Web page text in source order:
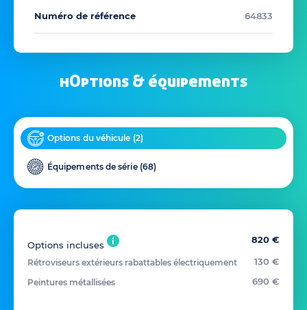
Numéro de référence 64833
hOptions & équipements
Options du véhicule (2)
Équipements de série (68)
Options incluses 820 €
Rétroviseurs extérieurs rabattables électriquement 130 €
Peintures métallisées 690 €